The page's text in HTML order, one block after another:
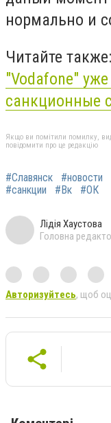
нормально и
Читайте также:
"Vodafone"
санкционные
Якщо ви помітили помилку,
повідомити про це редакцію
#Славянск #новости
#санкции
#Вк #ОК
Лідія Хаустова
Головна
Авторизуйтесь, щоб